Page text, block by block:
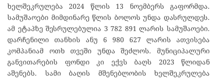
ხელშეკრულება 2024 წლის 13 ნოემბერს გაფორმდა.
სამუშაოები მიმდინარე წლის ბოლოს უნდა დასრულდეს.
ამ ეტაპზე შესრულებულია 3 782 891 ლარის სამუშაოები.
დარჩენილი თანხის ანუ 6 980 627 ლარის ათვისება
კომპანიამ ოთხ თვეში უნდა შეძლოს. მუნიციპალური
განვითარების ფონდი კი ექვს ბაღს 2023 წლიდან
აშენებს. სამი ბაღის მშენებლობის ხელშეკრულება